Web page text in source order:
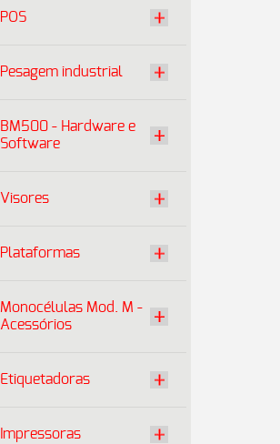
POS
Pesagem industrial
BM500 - Hardware e
Software
Visores
Plataformas
Monocélulas Mod. M -
Acessórios
Etiquetadoras
Impressoras